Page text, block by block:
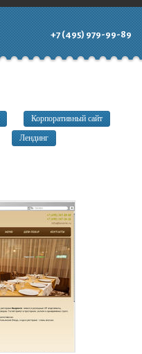
+7 (495) 979-99-89
Корпоративный сайт
Лендинг